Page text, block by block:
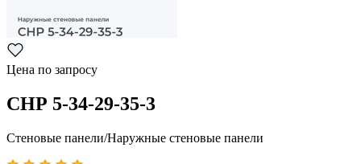
Цена по запросу
СНР 5-34-29-35-3
Стеновые панели/Наружные стеновые панели